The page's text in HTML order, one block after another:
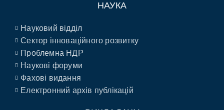
НАУКА
Науковий відділ
Сектор інноваційного розвитку
Проблемна НДР
Наукові форуми
Фахові видання
Електронний архів публікацій